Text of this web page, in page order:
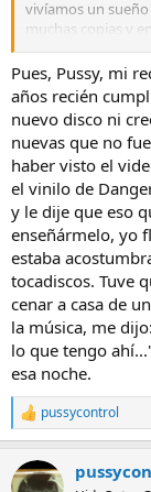
vivíamos un
muchas copias y
incluido, claro.
Incluso algún que
cierto,no había
avalancha actual.
Me lo pillé en
contento (y
significaba
vida-ser viejuno
Pues, Pussy, mi
años recién
nuevo disco ni
nuevas que no
haber visto el
el vinilo de
y le dije que eso
enseñármelo, yo
estaba
tocadiscos. Tuve
cenar a casa de
la música, me
lo que tengo
esa noche.
R
e
c
pussycontrol